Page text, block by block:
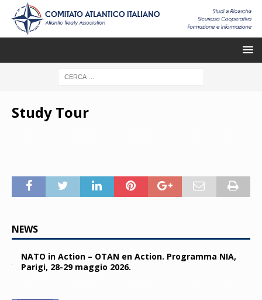
Study Tour
NEWS
NATO in Action – OTAN en Action. Programma NIA,
Parigi, 28-29 maggio 2026.